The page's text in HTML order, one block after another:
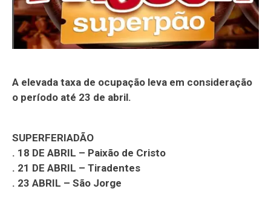
A elevada taxa de ocupação leva em consideração
o período até 23 de abril.
SUPERFERIADÃO
. 18 DE ABRIL – Paixão de Cristo
. 21 DE ABRIL – Tiradentes
. 23 ABRIL – São Jorge